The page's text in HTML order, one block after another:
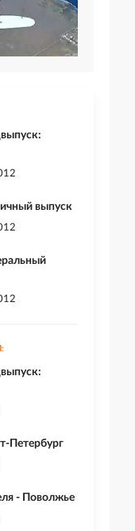
выпуск
Петербург
- Поволжье